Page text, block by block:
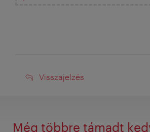
Visszajelzés
Visszajelzés
Még többre támadt